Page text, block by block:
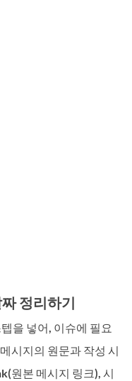
정리하기
을 넣어, 이슈에 필요
시지의 원문과 작성 시
원본 메시지 링크), 시